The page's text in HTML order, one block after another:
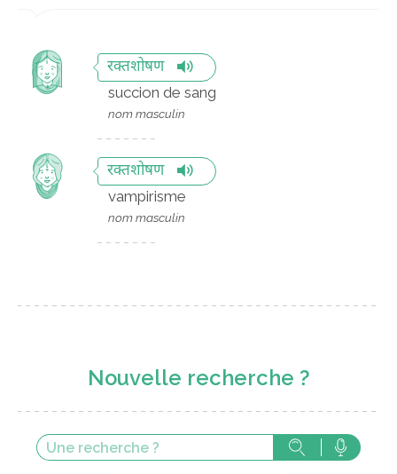
रक्तशोषण
succion de sang
nom masculin
रक्तशोषण
vampirisme
nom masculin
Nouvelle recherche ?